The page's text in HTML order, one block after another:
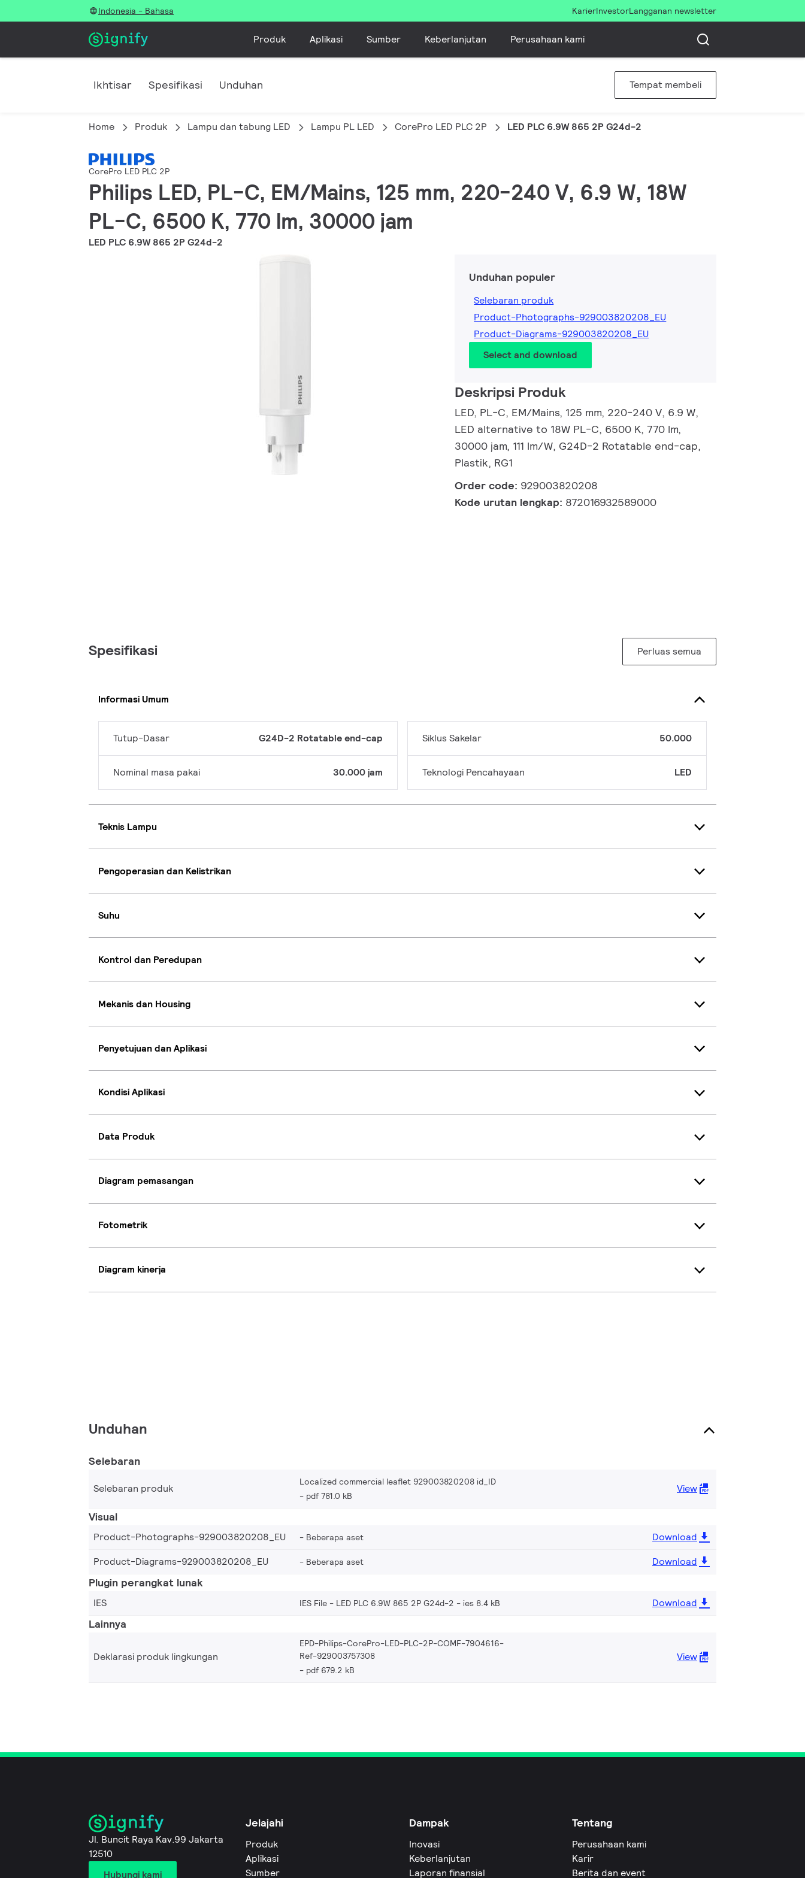
Indonesia - Bahasa KarierInvestorLangganan newsletter
Produk Aplikasi Sumber Keberlanjutan Perusahaan kami
Ikhtisar Spesifikasi Unduhan Tempat membeli
Home Produk Lampu dan tabung LED Lampu PL LED CorePro LED PLC 2P LED PLC 6.9W 865 2P G24d-2
CorePro LED PLC 2P
Philips LED, PL-C, EM/Mains, 125 mm, 220-240 V, 6.9 W, 18W
PL-C, 6500 K, 770 lm, 30000 jam
LED PLC 6.9W 865 2P G24d-2
Unduhan populer
Selebaran produk
Product-Photographs-929003820208_EU
Product-Diagrams-929003820208_EU
Select and download
Deskripsi Produk
LED, PL-C, EM/Mains, 125 mm, 220-240 V, 6.9 W,
LED alternative to 18W PL-C, 6500 K, 770 lm,
30000 jam, 111 lm/W, G24D-2 Rotatable end-cap,
Plastik, RG1
Order code: 929003820208
Kode urutan lengkap: 872016932589000
Spesifikasi Perluas semua
Informasi Umum
Tutup-Dasar G24D-2 Rotatable end-cap
Nominal masa pakai 30.000 jam
Siklus Sakelar 50.000
Teknologi Pencahayaan LED
Teknis Lampu
Pengoperasian dan Kelistrikan
Suhu
Kontrol dan Peredupan
Mekanis dan Housing
Penyetujuan dan Aplikasi
Kondisi Aplikasi
Data Produk
Diagram pemasangan
Fotometrik
Diagram kinerja
Unduhan
Selebaran
Selebaran produk
Localized commercial leaflet 929003820208 id_ID
pdf 781.0 kB
View
Visual
Product-Photographs-929003820208_EU Beberapa aset
Download
Product-Diagrams-929003820208_EU
Beberapa aset Download
Plugin perangkat lunak
IES IES File - LED PLC 6.9W 865 2P G24d-2 ies 8.4 kB Download
Lainnya
Deklarasi produk lingkungan
EPD-Philips-CorePro-LED-PLC-2P-COMF-7904616-
Ref-929003757308
pdf 679.2 kB
View
Jl. Buncit Raya Kav.99 Jakarta
12510
Hubungi kami
Jelajahi
Produk
Aplikasi
Sumber
Dampak
Inovasi
Keberlanjutan
Laporan finansial
Tentang
Perusahaan kami
Karir
Berita dan event